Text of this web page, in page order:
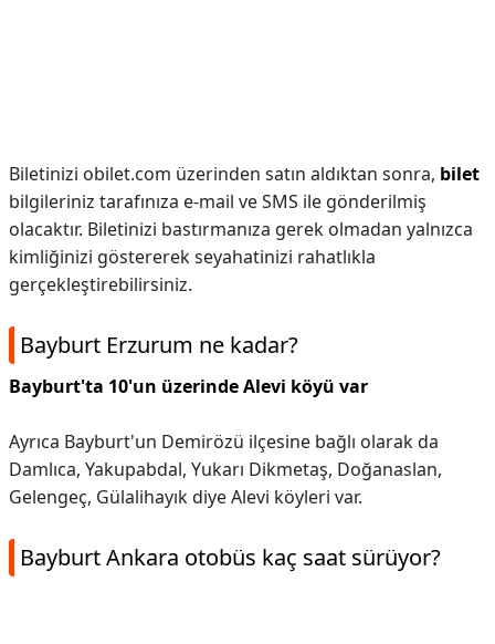
Biletinizi obilet.com üzerinden satın aldıktan sonra, bilet
bilgileriniz tarafınıza e-mail ve SMS ile gönderilmiş
olacaktır. Biletinizi bastırmanıza gerek olmadan yalnızca
kimliğinizi göstererek seyahatinizi rahatlıkla
gerçekleştirebilirsiniz.
Bayburt Erzurum ne kadar?
Bayburt'ta 10'un üzerinde Alevi köyü var
Ayrıca Bayburt'un Demirözü ilçesine bağlı olarak da
Damlıca, Yakupabdal, Yukarı Dikmetaş, Doğanaslan,
Gelengeç, Gülalihayık diye Alevi köyleri var.
Bayburt Ankara otobüs kaç saat sürüyor?